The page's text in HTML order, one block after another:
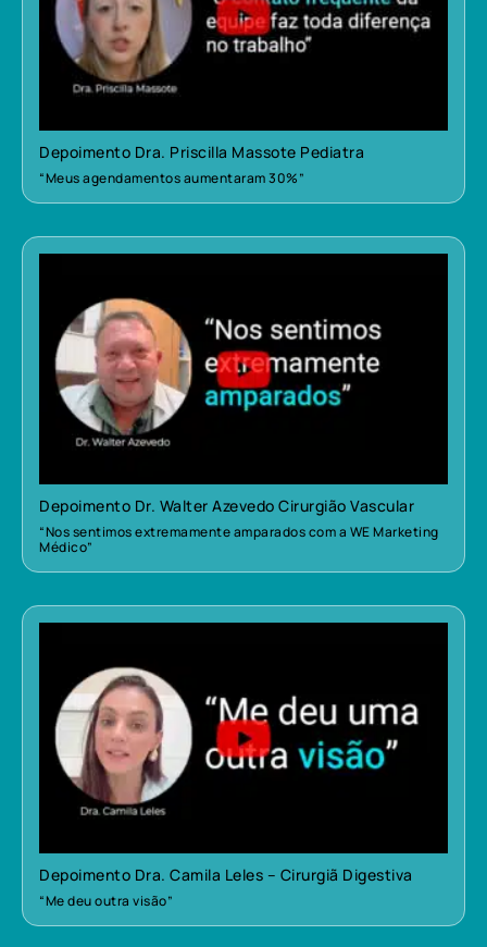
Depoimento Dra. Priscilla Massote Pediatra
“Meus agendamentos aumentaram 30%”
Depoimento Dr. Walter Azevedo Cirurgião Vascular
“Nos sentimos extremamente amparados com a WE Marketing
Médico”
Depoimento Dra. Camila Leles – Cirurgiã Digestiva
“Me deu outra visão”